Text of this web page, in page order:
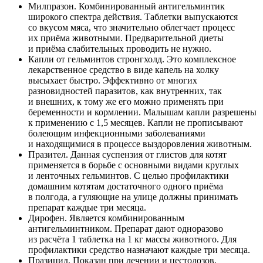
Милпразон. Комбинированный антигельминтик
широкого спектра действия. Таблетки выпускаются
со вкусом мяса, что значительно облегчает процесс
их приёма животными. Предварительной диеты
и приёма слабительных проводить не нужно.
Капли от гельминтов стронгхолд. Это комплексное
лекарственное средство в виде капель на холку
высыхает быстро. Эффективно от многих
разновидностей паразитов, как внутренних, так
и внешних, к тому же его можно применять при
беременности и кормлении. Малышам капли разрешены
к применению с 1,5 месяцев. Капли не прописывают
болеющим инфекционными заболеваниями
и находящимися в процессе выздоровления животным.
Празител. Данная суспензия от глистов для котят
применяется в борьбе с основными видами круглых
и ленточных гельминтов. С целью профилактики
домашним котятам достаточного одного приёма
в полгода, а гуляющие на улице должны принимать
препарат каждые три месяца.
Дирофен. Является комбинированным
антигельминтником. Препарат дают одноразово
из расчёта 1 таблетка на 1 кг массы животного. Для
профилактики средство назначают каждые три месяца.
Празицид. Показан при лечении и цестодозов,